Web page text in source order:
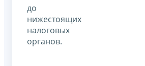
до
нижестоящих
налоговых
органов.